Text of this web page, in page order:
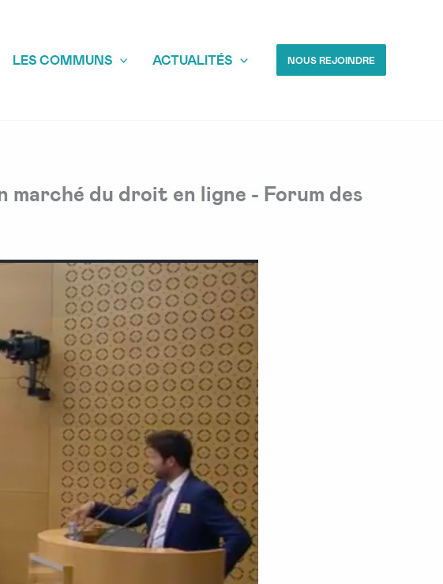
LES COMMUNS ACTUALITÉS NOUS REJOINDRE
du droit en ligne - Forum des